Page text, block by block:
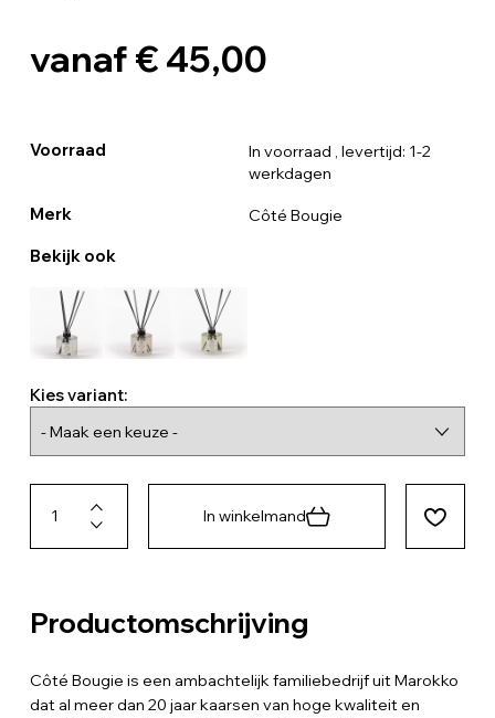
vanaf € 45,00
Voorraad In voorraad , levertijd: 1-2
werkdagen
Merk Côté Bougie
Bekijk ook
Kies variant:
In winkelmand
Productomschrijving
Côté Bougie is een ambachtelijk familiebedrijf uit Marokko
dat al meer dan 20 jaar kaarsen van hoge kwaliteit en